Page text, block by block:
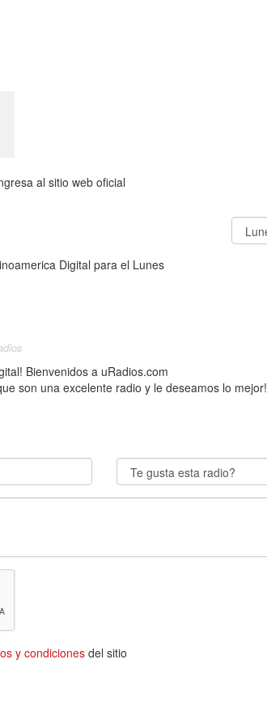
al sitio web oficial
Digital para el Lunes
Bienvenidos a uRadios.com
son una excelente radio y le deseamos lo mejor!
y condicionesdel sitio